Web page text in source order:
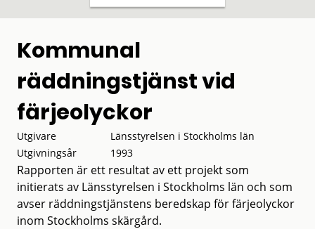
Kommunal
räddningstjänst vid
färjeolyckor
Utgivare
Länsstyrelsen i Stockholms län
Utgivningsår
1993
Rapporten är ett resultat av ett projekt som
initierats av Länsstyrelsen i Stockholms län och som
avser räddningstjänstens beredskap för färjeolyckor
inom Stockholms skärgård.